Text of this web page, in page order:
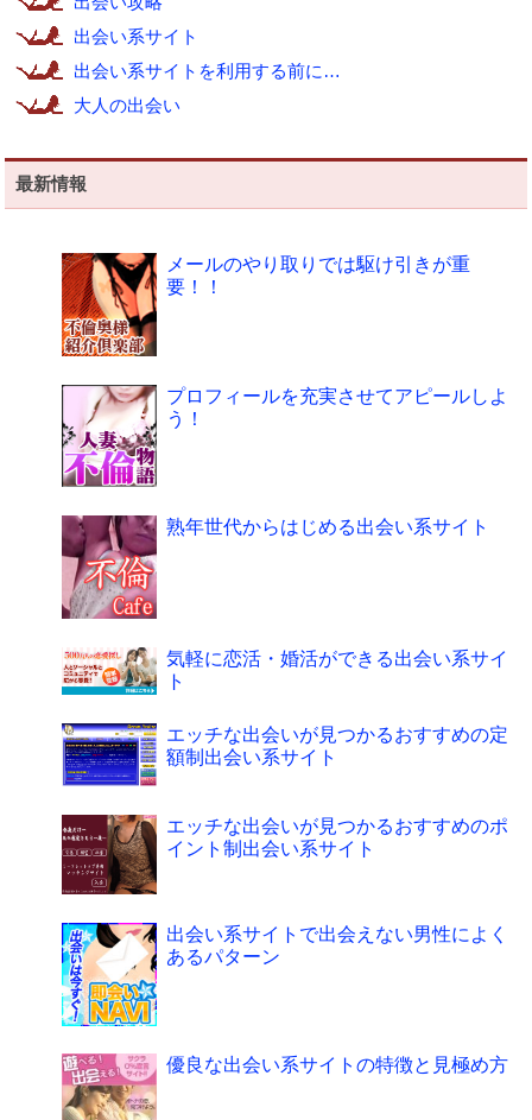
出会い系サイト
出会い系サイトを利用する前に…
大人の出会い
最新情報
メールのやり取りでは駆け引きが重
要！！
プロフィールを充実させてアピールしよ
う！
熟年世代からはじめる出会い系サイト
気軽に恋活・婚活ができる出会い系サイ
ト
エッチな出会いが見つかるおすすめの定
額制出会い系サイト
エッチな出会いが見つかるおすすめのポ
イント制出会い系サイト
出会い系サイトで出会えない男性によく
あるパターン
優良な出会い系サイトの特徴と見極め方